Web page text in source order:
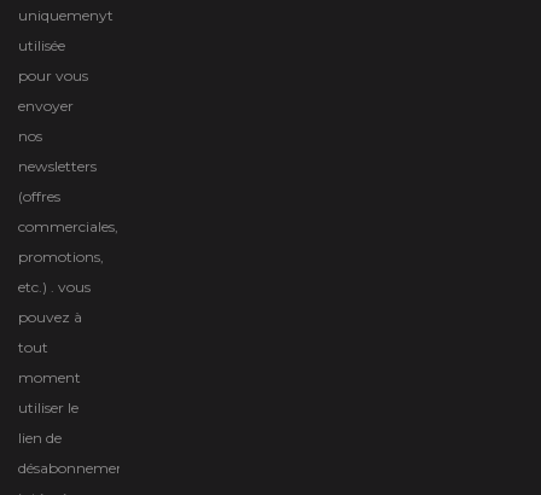
uniquemenyt
utilisée
pour vous
envoyer
nos
newsletters
(offres
commerciales,
promotions,
etc.) . vous
pouvez à
tout
moment
utiliser le
lien de
désabonnement